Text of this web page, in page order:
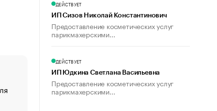
«От спорта тело стареет иначе». Как живет глава
создавшей GTA
ДЕЙСТВУЕТ
ИП Сизов Николай Константинович
Предоставление косметических услуг
парикмахерскими...
ДЕЙСТВУЕТ
ИП Юдкина Светлана Васильевна
Предоставление косметических услуг
парикмахерскими...